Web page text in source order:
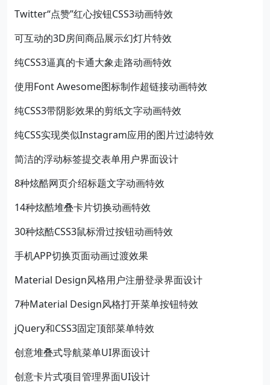
Twitter“点赞”红心按钮CSS3动画特效
可互动的3D房间商品展示幻灯片特效
纯CSS3逼真的卡通大象走路动画特效
使用Font Awesome图标制作超链接动画特效
纯CSS3带阴影效果的剪纸文字动画特效
纯CSS实现类似Instagram应用的图片过滤特效
简洁的浮动标签提交表单用户界面设计
8种炫酷网页介绍标题文字动画特效
14种炫酷堆叠卡片切换动画特效
30种炫酷CSS3鼠标滑过按钮动画特效
手机APP切换页面动画过渡效果
Material Design风格用户注册登录界面设计
7种Material Design风格打开菜单按钮特效
jQuery和CSS3固定顶部菜单特效
创意堆叠式导航菜单UI界面设计
创意卡片式项目管理界面UI设计